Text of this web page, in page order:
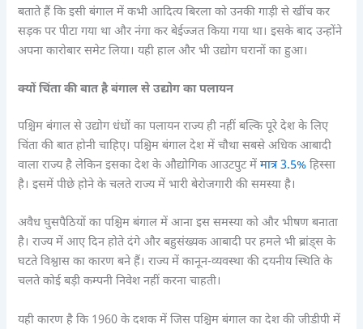
बताते हैं कि इसी बंगाल में कभी आदित्य बिरला को उनकी गाड़ी से खींच कर
सड़क पर पीटा गया था और नंगा कर बेईज्जत किया गया था। इसके बाद उन्होंने
अपना कारोबार समेट लिया। यही हाल और भी उद्योग घरानों का हुआ।
क्यों चिंता की बात है बंगाल से उद्योग का पलायन
पश्चिम बंगाल से उद्योग धंधों का पलायन राज्य ही नहीं बल्कि पूरे देश के लिए
चिंता की बात होनी चाहिए। पश्चिम बंगाल देश में चौथा सबसे अधिक आबादी
वाला राज्य है लेकिन इसका देश के औद्योगिक आउटपुट में मात्र 3.5%हिस्सा
है। इसमें पीछे होने के चलते राज्य में भारी बेरोजगारी की समस्या है।
अवैध घुसपैठियों का पश्चिम बंगाल में आना इस समस्या को और भीषण बनाता
है। राज्य में आए दिन होते दंगे और बहुसंख्यक आबादी पर हमले भी ब्रांड्स के
घटते विश्वास का कारण बने हैं। राज्य में कानून-व्यवस्था की दयनीय स्थिति के
चलते कोई बड़ी कम्पनी निवेश नहीं करना चाहती।
यही कारण है कि 1960 के दशक में जिस पश्चिम बंगाल का देश की जीडीपी में